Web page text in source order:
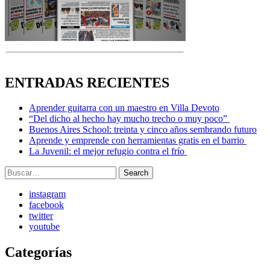
ENTRADAS RECIENTES
Aprender guitarra con un maestro en Villa Devoto
“Del dicho al hecho hay mucho trecho o muy poco”
Buenos Aires School: treinta y cinco años sembrando futuro
Aprende y emprende con herramientas gratis en el barrio
La Juvenil: el mejor refugio contra el frío
Search
for:
Search
instagram
facebook
twitter
youtube
Categorías